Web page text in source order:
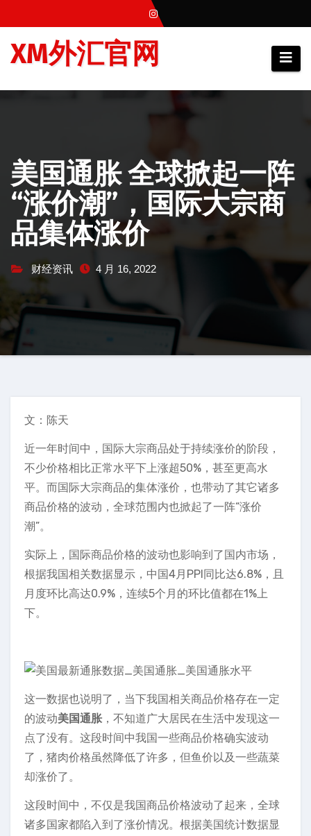
至
XM外汇官网
美国通胀 全球掀起一阵
“涨价潮”，国际大宗商
品集体涨价
财经资讯 4 月 16, 2022
文：陈天
近一年时间中，国际大宗商品处于持续涨价的阶段，
不少价格相比正常水平下上涨超50%，甚至更高水
平。而国际大宗商品的集体涨价，也带动了其它诸多
商品价格的波动，全球范围内也掀起了一阵“涨价
潮”。
实际上，国际商品价格的波动也影响到了国内市场，
根据我国相关数据显示，中国4月PPI同比达6.8%，且
月度环比高达0.9%，连续5个月的环比值都在1%上
下。
这一数据也说明了，当下我国相关商品价格存在一定
的波动美国通胀 ，不知道广大居民在生活中发现这一
点了没有。这段时间中我国一些商品价格确实波动
了，猪肉价格虽然降低了许多，但鱼价以及一些蔬菜
却涨价了。
这段时间中，不仅是我国商品价格波动了起来，全球
诸多国家都陷入到了涨价情况。根据美国统计数据显